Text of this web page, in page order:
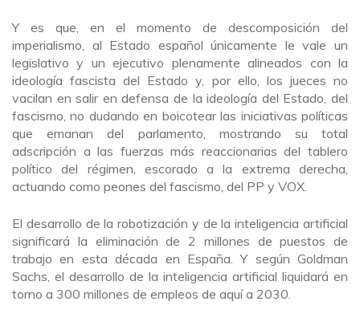
Y es que, en el momento de descomposición del
imperialismo, al Estado español únicamente le vale un
legislativo y un ejecutivo plenamente alineados con la
ideología fascista del Estado y, por ello, los jueces no
vacilan en salir en defensa de la ideología del Estado, del
fascismo, no dudando en boicotear las iniciativas políticas
que emanan del parlamento, mostrando su total
adscripción a las fuerzas más reaccionarias del tablero
político del régimen, escorado a la extrema derecha,
actuando como peones del fascismo, del PP y VOX.
El desarrollo de la robotización y de la inteligencia artificial
significará la eliminación de 2 millones de puestos de
trabajo en esta década en España. Y según Goldman
Sachs, el desarrollo de la inteligencia artificial liquidará en
torno a 300 millones de empleos de aquí a 2030.